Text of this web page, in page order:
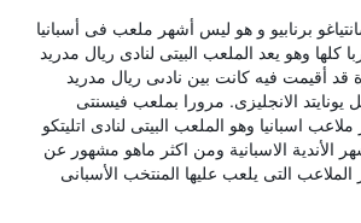
برنابيو و هو ليس أشهر ملعب فى أسبانيا
وهو يعد الملعب البيتى لنادى ريال مدريد
قد أقيمت فيه كانت بين نادىى ريال مدريد
يونايتد الانجليزى. مرورا بملعب فيسنتى
اسبانيا وهو الملعب البيتى لنادى اتليتكو
الأندية الاسبانية ومن اكثر ماهو مشهور عن
التى يلعب عليها المنتخب الأسبانى